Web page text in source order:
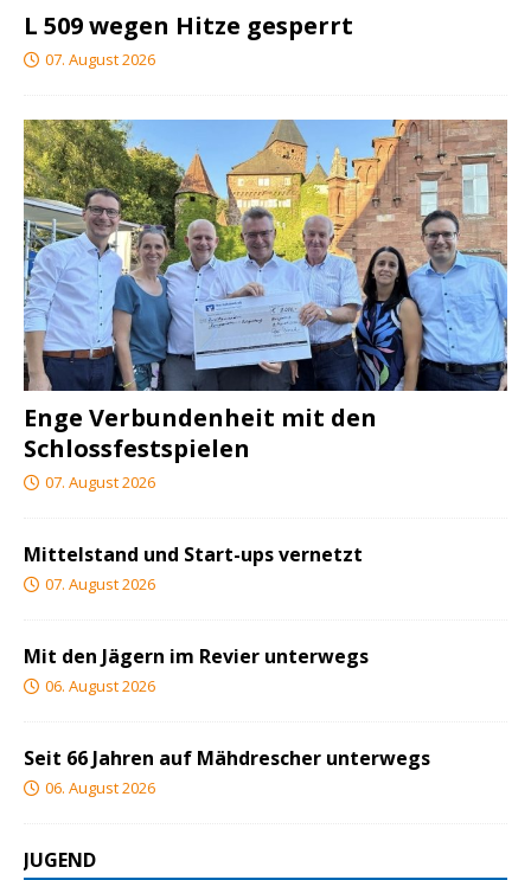
L 509 wegen Hitze gesperrt
07. August 2026
Enge Verbundenheit mit den
Schlossfestspielen
07. August 2026
Mittelstand und Start-ups vernetzt
07. August 2026
Mit den Jägern im Revier unterwegs
06. August 2026
Seit 66 Jahren auf Mähdrescher unterwegs
06. August 2026
JUGEND